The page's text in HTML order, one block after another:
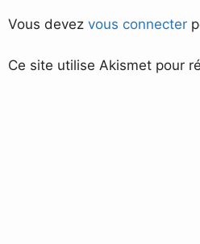
Vous devez vous connecter
Ce site utilise Akismet pour